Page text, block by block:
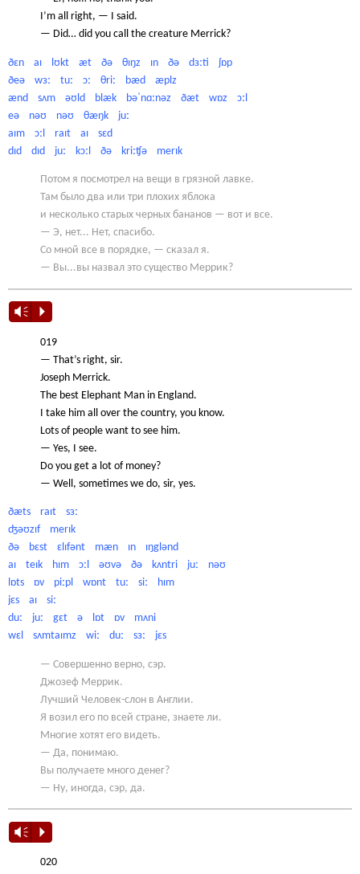
I’m all right, — I said.
— Did… did you call the creature Merrick?
ðɛn aɪ lʊkt æt ðə θɪŋz ɪn ðə dɜːti ʃɒp
ðeə wɜː tuː ɔː θriː bæd æplz
ænd sʌm əʊld blæk bəˈnɑːnəz ðæt wɒz ɔːl
eə nəʊ nəʊ θæŋk juː
aɪm ɔːl raɪt aɪ sɛd
dɪd dɪd juː kɔːl ðə kriːʧə merɪk
Потом я посмотрел на вещи в грязной лавке.
Там было два или три плохих яблока
и несколько старых черных бананов — вот и все.
— Э, нет... Нет, спасибо.
Со мной все в порядке, — сказал я.
— Вы...вы назвал это существо Меррик?
Vm P
019
— That’s right, sir.
Joseph Merrick.
The best Elephant Man in England.
I take him all over the country, you know.
Lots of people want to see him.
— Yes, I see.
Do you get a lot of money?
— Well, sometimes we do, sir, yes.
ðæts raɪt sɜː
ʤəʊzɪf merɪk
ðə bɛst ɛlɪfənt mæn ɪn ɪŋglənd
aɪ teɪk hɪm ɔːl əʊvə ðə kʌntri juː nəʊ
lɒts ɒv piːpl wɒnt tuː siː hɪm
jɛs aɪ siː
duː juː gɛt ə lɒt ɒv mʌni
wɛl sʌmtaɪmz wiː duː sɜː jɛs
— Совершенно верно, сэр.
Джозеф Меррик.
Лучший Человек-слон в Англии.
Я возил его по всей стране, знаете ли.
Многие хотят его видеть.
— Да, понимаю.
Вы получаете много денег?
— Ну, иногда, сэр, да.
Vm P
020